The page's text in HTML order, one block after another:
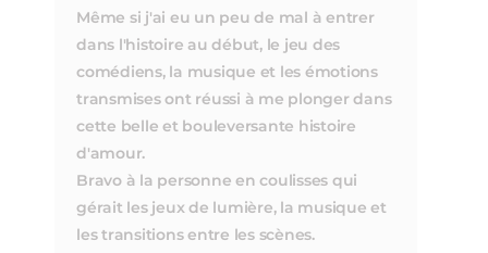
Même si j'ai eu un peu de mal à entrer
dans l'histoire au début, le jeu des
comédiens, la musique et les émotions
transmises ont réussi à me plonger dans
cette belle et bouleversante histoire
d'amour.
Bravo à la personne en coulisses qui
gérait les jeux de lumière, la musique et
les transitions entre les scènes.